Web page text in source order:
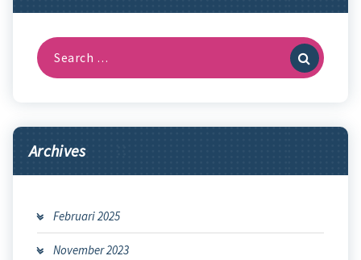
Search
for:
Archives
Februari 2025
November 2023